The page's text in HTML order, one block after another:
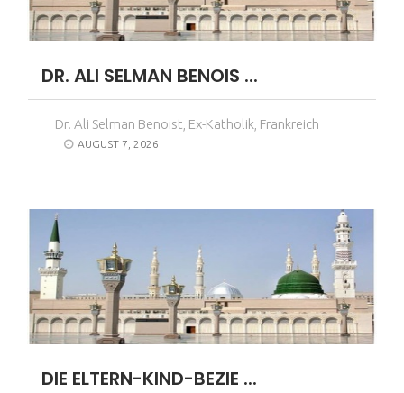
DR. ALI SELMAN BENOIS ...
Dr. Ali Selman Benoist, Ex-Katholik, Frankreich
AUGUST 7, 2026
DIE ELTERN-KIND-BEZIE ...